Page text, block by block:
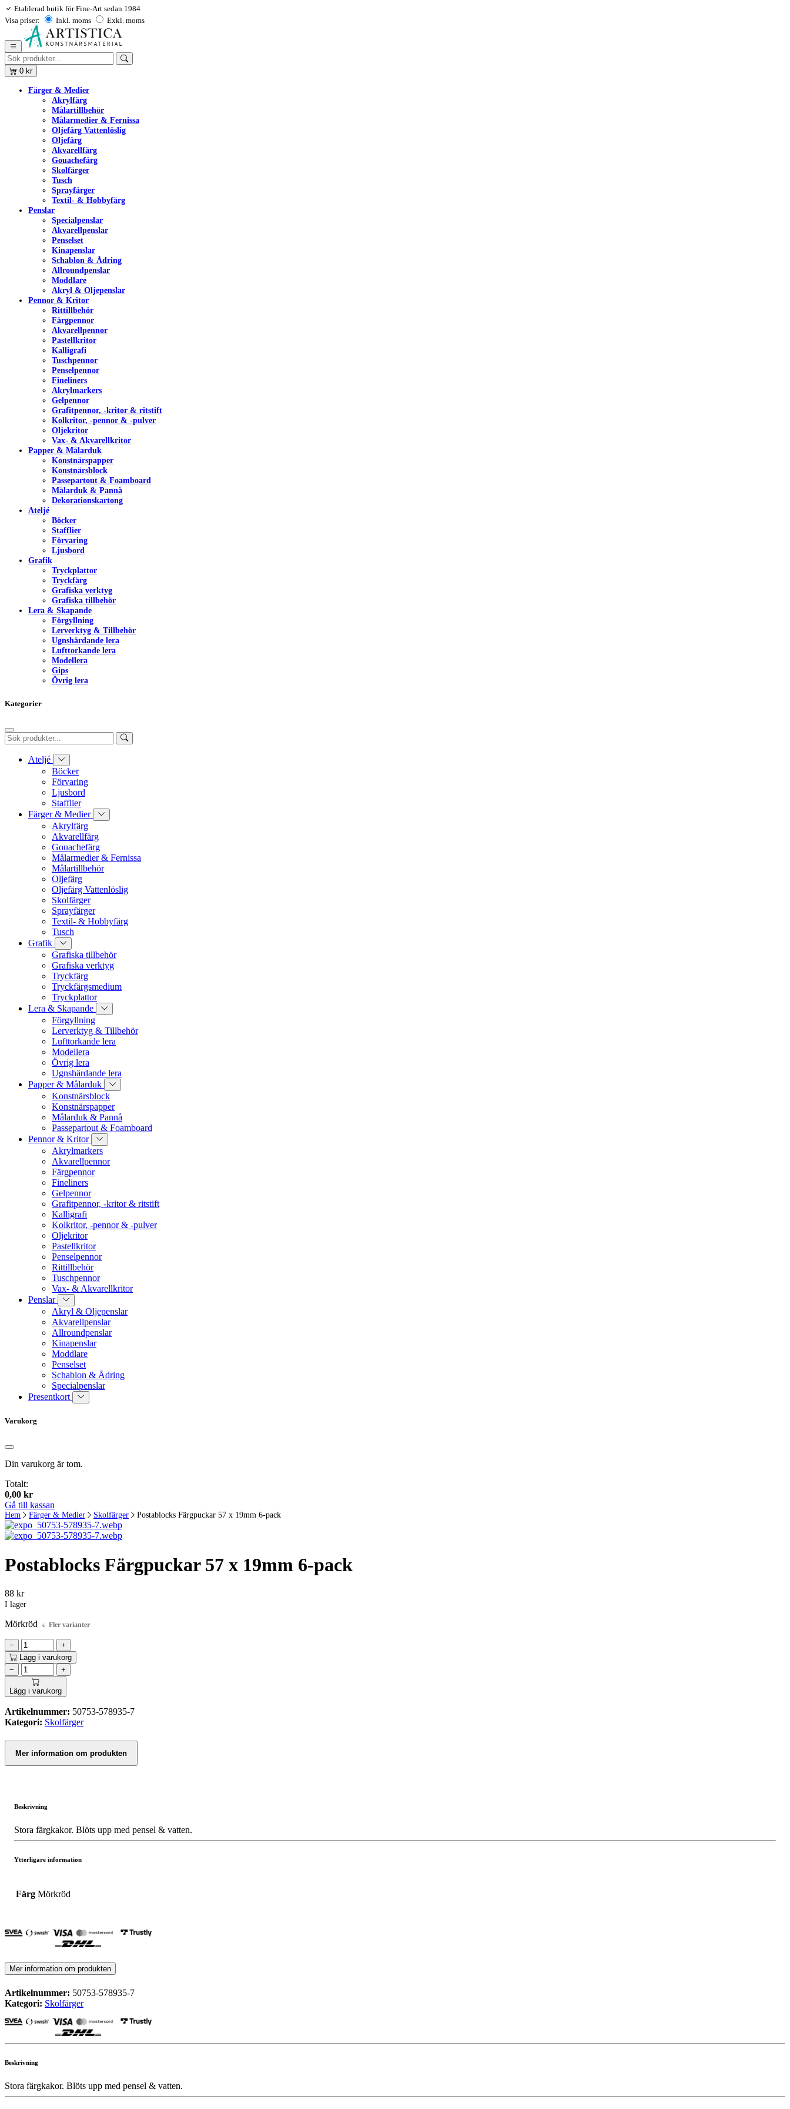
Etablerad butik för Fine-Art sedan 1984
Visa priser:
Inkl. moms Exkl. moms
0 kr
Färger & Medier
Akrylfärg
Målartillbehör
Målarmedier & Fernissa
Oljefärg Vattenlöslig
Oljefärg
Akvarellfärg
Gouachefärg
Skolfärger
Tusch
Sprayfärger
Textil- & Hobbyfärg
Penslar
Specialpenslar
Akvarellpenslar
Penselset
Kinapenslar
Schablon & Ådring
Allroundpenslar
Moddlare
Akryl & Oljepenslar
Pennor & Kritor
Rittillbehör
Färgpennor
Akvarellpennor
Pastellkritor
Kalligrafi
Tuschpennor
Penselpennor
Fineliners
Akrylmarkers
Gelpennor
Grafitpennor, -kritor & ritstift
Kolkritor, -pennor & -pulver
Oljekritor
Vax- & Akvarellkritor
Papper & Målarduk
Konstnärspapper
Konstnärsblock
Passepartout & Foamboard
Målarduk & Pannå
Dekorationskartong
Ateljé
Böcker
Stafflier
Förvaring
Ljusbord
Grafik
Tryckplattor
Tryckfärg
Grafiska verktyg
Grafiska tillbehör
Lera & Skapande
Förgyllning
Lerverktyg & Tillbehör
Ugnshärdande lera
Lufttorkande lera
Modellera
Gips
Övrig lera
Kategorier
Ateljé
Böcker
Förvaring
Ljusbord
Stafflier
Färger & Medier
Akrylfärg
Akvarellfärg
Gouachefärg
Målarmedier & Fernissa
Målartillbehör
Oljefärg
Oljefärg Vattenlöslig
Skolfärger
Sprayfärger
Textil- & Hobbyfärg
Tusch
Grafik
Grafiska tillbehör
Grafiska verktyg
Tryckfärg
Tryckfärgsmedium
Tryckplattor
Lera & Skapande
Förgyllning
Lerverktyg & Tillbehör
Lufttorkande lera
Modellera
Övrig lera
Ugnshärdande lera
Papper & Målarduk
Konstnärsblock
Konstnärspapper
Målarduk & Pannå
Passepartout & Foamboard
Pennor & Kritor
Akrylmarkers
Akvarellpennor
Färgpennor
Fineliners
Gelpennor
Grafitpennor, -kritor & ritstift
Kalligrafi
Kolkritor, -pennor & -pulver
Oljekritor
Pastellkritor
Penselpennor
Rittillbehör
Tuschpennor
Vax- & Akvarellkritor
Penslar
Akryl & Oljepenslar
Akvarellpenslar
Allroundpenslar
Kinapenslar
Moddlare
Penselset
Schablon & Ådring
Specialpenslar
Presentkort
Varukorg
Din varukorg är tom.
Totalt:
0,00 kr
Gå till kassan
Hem Färger & Medier Skolfärger Postablocks Färgpuckar 57 x 19mm 6-pack
Postablocks Färgpuckar 57 x 19mm 6-pack
88 kr
I lager
Mörkröd Fler varianter
−
+
Lägg i varukorg
−
+
Lägg i varukorg
Artikelnummer: 50753-578935-7
Kategori: Skolfärger
Mer information om produkten
Beskrivning
Stora färgkakor. Blöts upp med pensel & vatten.
Ytterligare information
Färg Mörkröd
Mer information om produkten
Artikelnummer: 50753-578935-7
Kategori: Skolfärger
Beskrivning
Stora färgkakor. Blöts upp med pensel & vatten.